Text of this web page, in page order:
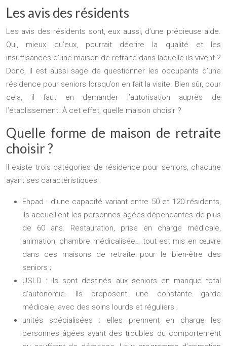
Les avis des résidents
Les avis des résidents sont, eux aussi, d’une précieuse aide.
Qui, mieux qu’eux, pourrait décrire la qualité et les
insuffisances d’une maison de retraite dans laquelle ils vivent ?
Donc, il est aussi sage de questionner les occupants d’une
résidence pour seniors lorsqu’on en fait la visite. Bien sûr, pour
cela, il faut en demander l’autorisation auprès de
l’établissement. À cet effet, quelle maison choisir ?
Quelle forme de maison de retraite
choisir ?
Il existe trois catégories de résidence pour seniors, chacune
ayant ses caractéristiques :
Ehpad : d’une capacité variant entre 50 et 120 résidents,
ils accueillent les personnes âgées dépendantes de plus
de 60 ans. Restauration, prise en charge médicale,
animation, chambre médicalisée… tout est mis en œuvre
dans ces maisons de retraite pour le bien-être des
seniors ;
USLD : ils sont destinés aux seniors en manque total
d’autonomie. Ils proposent une constante garde
médicale, avec des soins lourds et réguliers ;
unités spécialisées : elles prennent en charge les
personnes âgées ayant des troubles du comportement